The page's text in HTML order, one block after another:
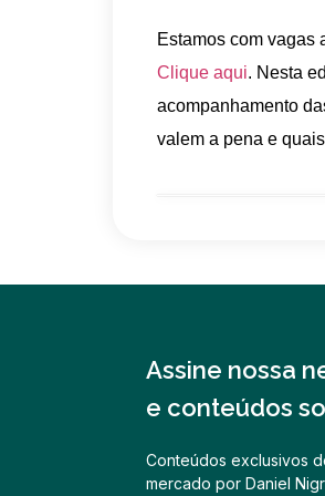
Estamos com vagas
Clique aqui. Nesta
acompanhamento
valem a pena e
Assine nossa
e conteúdos
Conteúdos exclusivos
mercado por Daniel